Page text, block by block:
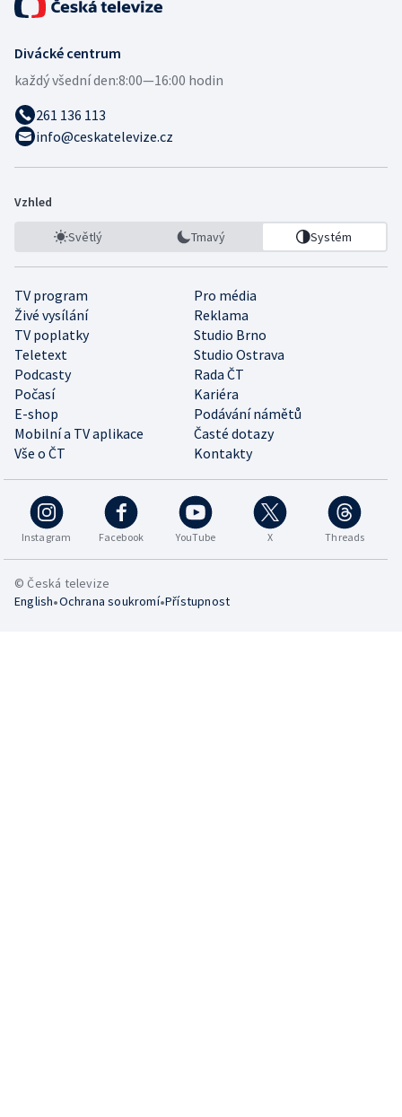
Divácké centrum
každý všední den:8:00—16:00 hodin
261 136 113
info@ceskatelevize.cz
Vzhled
Světlý Tmavý Systém
TV program
Pro média
Živé vysílání
Reklama
TV poplatky
Studio Brno
Teletext
Studio Ostrava
Podcasty
Rada ČT
Počasí
Kariéra
E-shop
Podávání námětů
Mobilní a TV aplikace
Časté dotazy
Vše o ČT
Kontakty
Instagram Facebook YouTube X Threads
© Česká televize
English•Ochrana soukromí•Přístupnost